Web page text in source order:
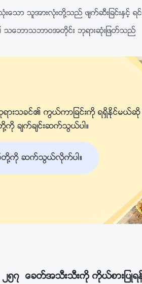
ေသာ သူအားလုံးတို႔သည္ ဖ်က္ဆီးျခင္းႏွင့္
သေဘာသဘာဝအတိုင္း ဘုရားဆုံးျဖတ္သည္
ားသခင္၏ ကြယ္ကာျခင္းကို ရရွိႏိုင္မယ္ဆို
႔ကို ခ်က္ခ်င္းဆက္သြယ္ပါ။
ပ္တို႔ကို ဆက္သြယ္လိုက္ပါ။
၂၅၇ ေခတ္အသီးသီးကို ကိုယ္စားျပဳရ